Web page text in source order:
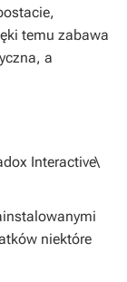
temu zabawa
a
Interactive\
niektóre